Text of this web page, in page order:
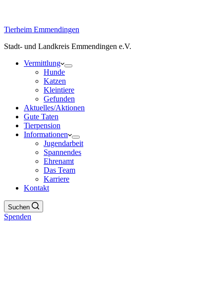
Tierheim Emmendingen
Stadt- und Landkreis Emmendingen e.V.
Vermittlung
Hunde
Katzen
Kleintiere
Gefunden
Aktuelles/Aktionen
Gute Taten
Tierpension
Informationen
Jugendarbeit
Spannendes
Ehrenamt
Das Team
Karriere
Kontakt
Suchen
Spenden